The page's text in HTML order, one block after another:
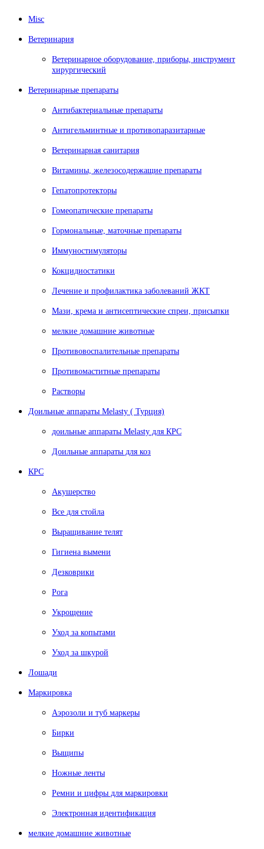
Misc
Ветеринария
Ветеринарное оборудование, приборы, инструмент
хирургический
Ветеринарные препараты
Антибактериальные препараты
Антигельминтные и противопаразитарные
Ветеринарная санитария
Витамины, железосодержащие препараты
Гепатопротекторы
Гомеопатические препараты
Гормональные, маточные препараты
Иммуностимуляторы
Кокцидиостатики
Лечение и профилактика заболеваний ЖКТ
Мази, крема и антисептические спреи, присыпки
мелкие домашние животные
Противовоспалительные препараты
Противомаститные препараты
Растворы
Доильные аппараты Melasty ( Турция)
доильные аппараты Melasty для КРС
Доильные аппараты для коз
КРС
Акушерство
Все для стойла
Выращивание телят
Гигиена вымени
Дезковрики
Рога
Укрощение
Уход за копытами
Уход за шкурой
Лошади
Маркировка
Аэрозоли и туб маркеры
Бирки
Выщипы
Ножные ленты
Ремни и цифры для маркировки
Электронная идентификация
мелкие домашние животные